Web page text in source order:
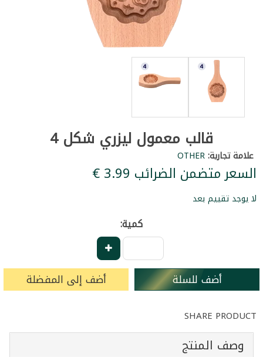
قالب معمول ليزري شكل 4
علامة تجارية:OTHER
السعر متضمن الضرائب ‏3.99 €
لا يوجد تقييم بعد
كمية:
أضف للسلة أضف إلى المفضلة
SHARE PRODUCT
وصف المنتج